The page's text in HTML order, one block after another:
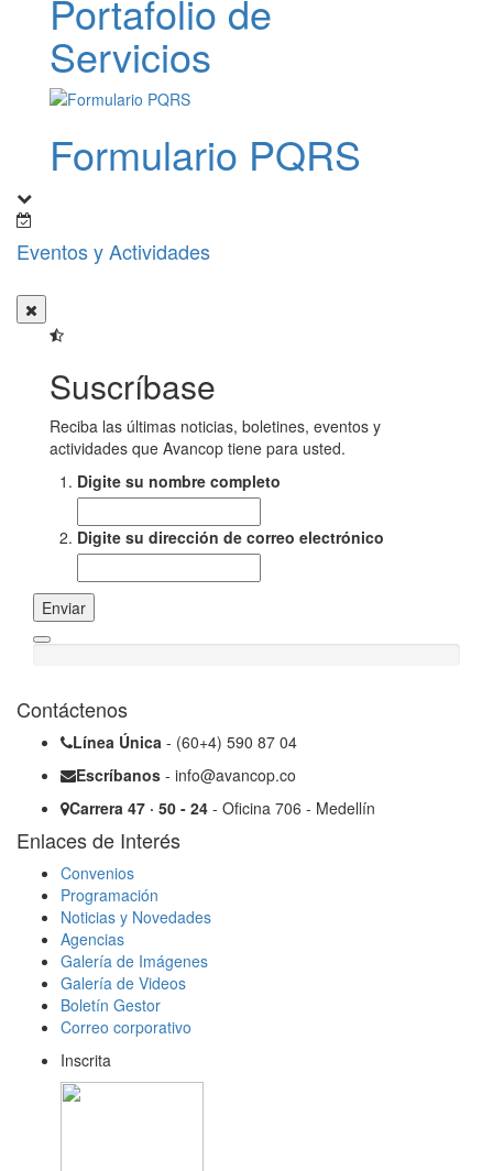
Portafolio de
Servicios
Formulario PQRS
Eventos y Actividades
Suscríbase
Reciba las últimas noticias, boletines, eventos y
actividades que Avancop tiene para usted.
Digite su nombre completo
Digite su dirección de correo electrónico
Enviar
Contáctenos
Línea Única - (60+4) 590 87 04
Escríbanos - info@avancop.co
Carrera 47 · 50 - 24 - Oficina 706 - Medellín
Enlaces de Interés
Convenios
Programación
Noticias y Novedades
Agencias
Galería de Imágenes
Galería de Videos
Boletín Gestor
Correo corporativo
Inscrita